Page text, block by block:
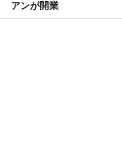
アンが開業